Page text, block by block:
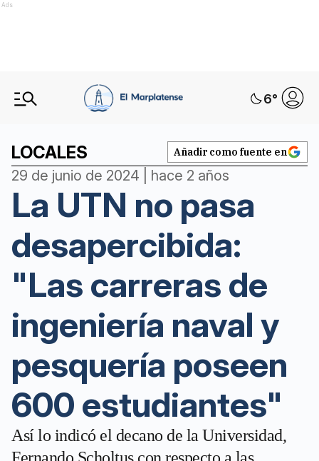
Ads
6°
LOCALES Añadir como fuente en
29 de junio de 2024 | hace 2 años
La UTN no pasa
desapercibida:
"Las carreras de
ingeniería naval y
pesquería poseen
600 estudiantes"
Así lo indicó el decano de la Universidad,